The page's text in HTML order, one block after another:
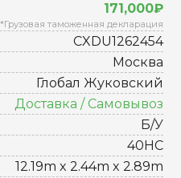
171,000₽
*Грузовая таможенная декларация
CXDU1262454
Москва
Глобал Жуковский
Доставка / Самовывоз
Б/У
40HC
12.19m x 2.44m x 2.89m